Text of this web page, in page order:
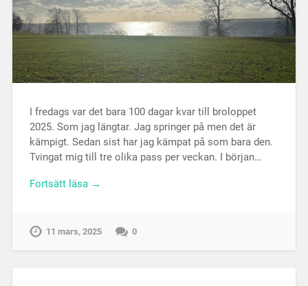
I fredags var det bara 100 dagar kvar till broloppet
2025. Som jag längtar. Jag springer på men det är
kämpigt. Sedan sist har jag kämpat på som bara den.
Tvingat mig till tre olika pass per veckan. I början…
Fortsätt läsa →
11 mars, 2025 0